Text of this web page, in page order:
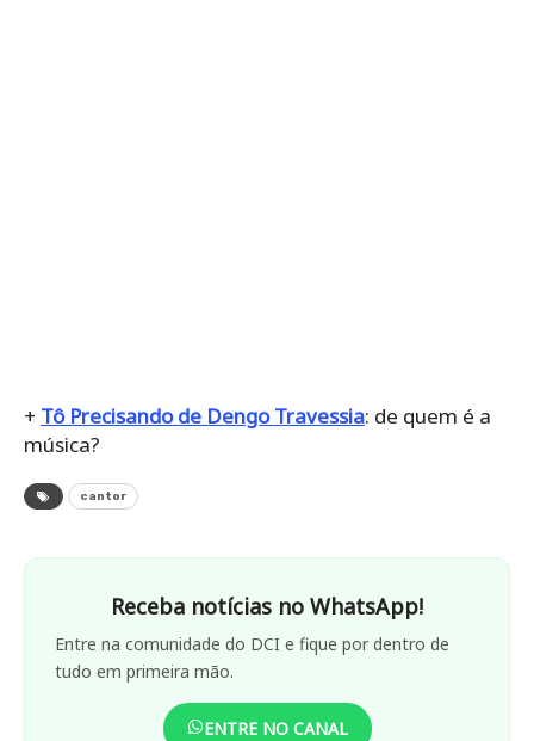
+ Tô Precisando de Dengo Travessia: de quem é a
música?
cantor
Receba notícias no WhatsApp!
Entre na comunidade do DCI e fique por dentro de
tudo em primeira mão.
ENTRE NO CANAL